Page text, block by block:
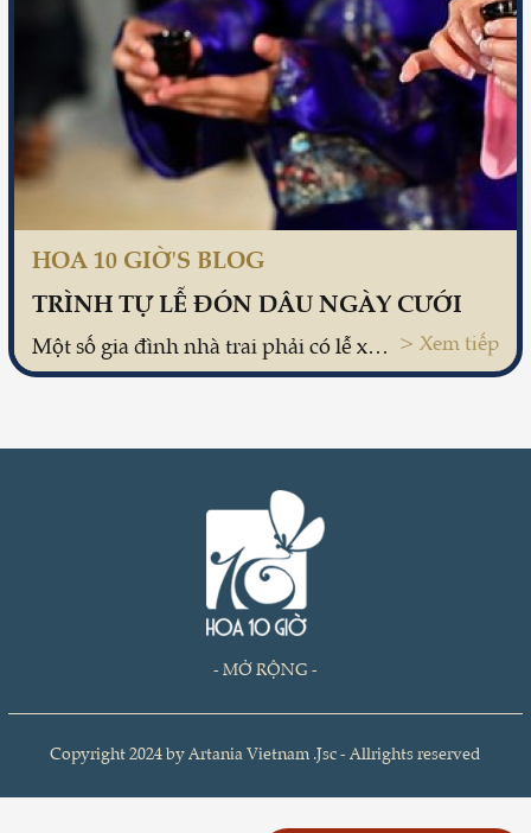
HOA 10 GIỜ'S BLOG
TRÌNH TỰ LỄ ĐÓN DÂU NGÀY CƯỚI
Một số gia đình nhà trai phải có lễ xin dâu trước lễ đón dâu, còn một số khác lại gộp lễ xin dâu và lễ đón dâu làm một. > Xem tiếp
- MỞ RỘNG -
Copyright 2024 by Artania Vietnam .Jsc - Allrights reserved